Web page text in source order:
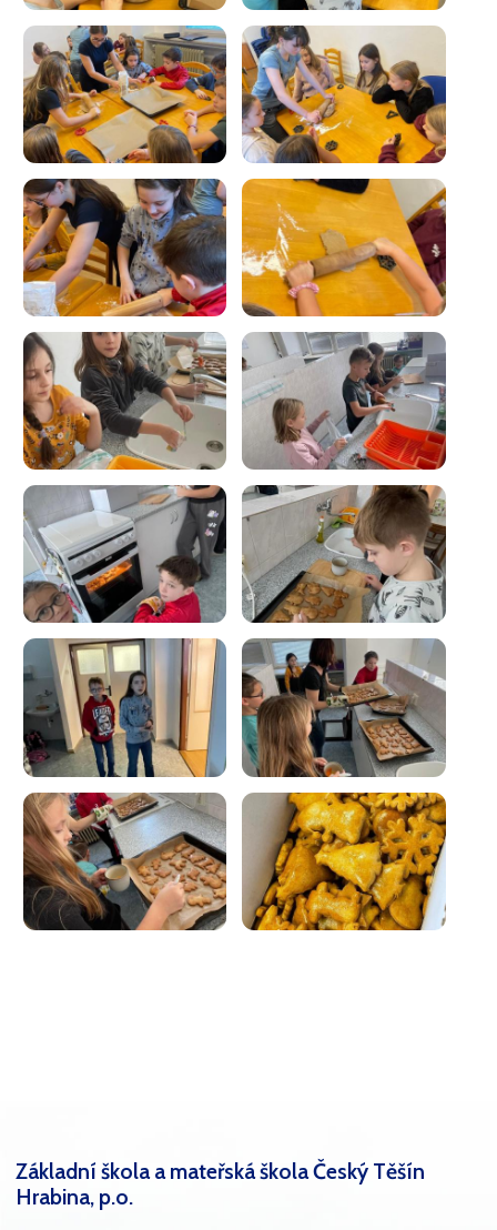
Základní škola a mateřská škola Český Těšín
Hrabina, p.o.